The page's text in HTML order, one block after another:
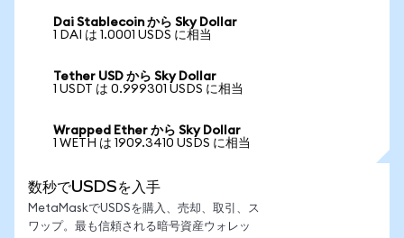
Dai Stablecoin から Sky Dollar
1 DAI は 1.0001 USDS に相当
Tether USD から Sky Dollar
1 USDT は 0.999301 USDS に相当
Wrapped Ether から Sky Dollar
1 WETH は 1909.3410 USDS に相当
数秒でUSDSを入手
MetaMaskでUSDSを購入、売却、取引、ス
ワップ。最も信頼される暗号資産ウォレッ